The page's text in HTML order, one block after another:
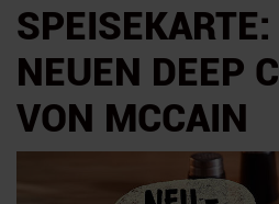
NEUEN DEEP
VON MCCAIN